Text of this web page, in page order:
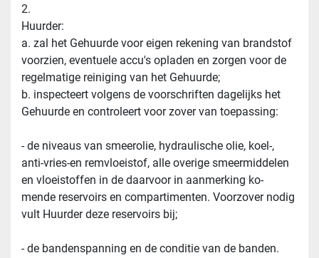
2.
Huurder:
a. zal het Gehuurde voor eigen rekening van brandstof
voorzien, eventuele accu's opladen en zorgen voor de
regelmatige reiniging van het Gehuurde;
b. inspecteert volgens de voorschriften dagelijks het
Gehuurde en controleert voor zover van toepassing:
- de niveaus van smeerolie, hydraulische olie, koel-,
anti-vries-en remvloeistof, alle overige smeermiddelen
en vloeistoffen in de daarvoor in aanmerking ko-
mende reservoirs en compartimenten. Voorzover nodig
vult Huurder deze reservoirs bij;
- de bandenspanning en de conditie van de banden.